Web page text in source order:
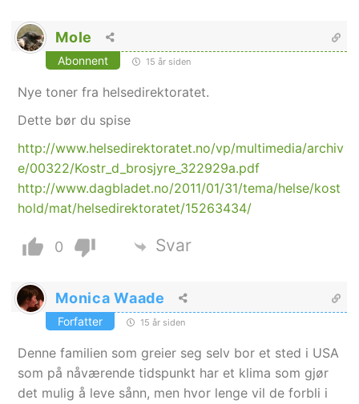
Mole
Abonnent 15 år siden
Nye toner fra helsedirektoratet.
Dette bør du spise
http://www.helsedirektoratet.no/vp/multimedia/archiv
e/00322/Kostr_d_brosjyre_322929a.pdf
http://www.dagbladet.no/2011/01/31/tema/helse/kost
hold/mat/helsedirektoratet/15263434/
0 Svar
Monica Waade
Forfatter 15 år siden
Denne familien som greier seg selv bor et sted i USA
som på nåværende tidspunkt har et klima som gjør
det mulig å leve sånn, men hvor lenge vil de forbli i